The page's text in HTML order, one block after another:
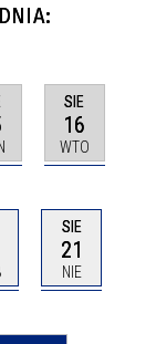
SIE
16
WTO
SIE
21
NIE